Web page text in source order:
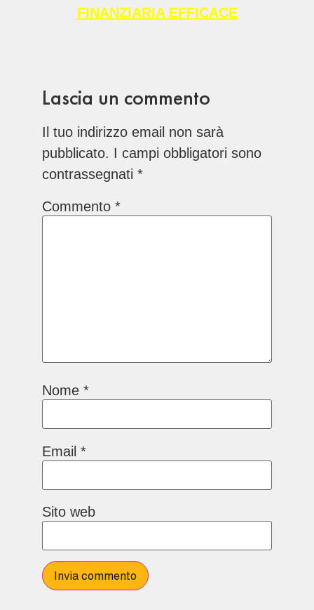
FINANZIARIA EFFICACE
Lascia un commento
Il tuo indirizzo email non sarà
pubblicato. I campi obbligatori sono
contrassegnati *
Commento *
Nome *
Email *
Sito web